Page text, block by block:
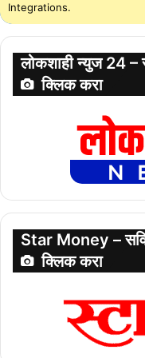
Integrations.
लोकशाही न्युज 24 –
क्लिक करा
Star Money –
क्लिक करा